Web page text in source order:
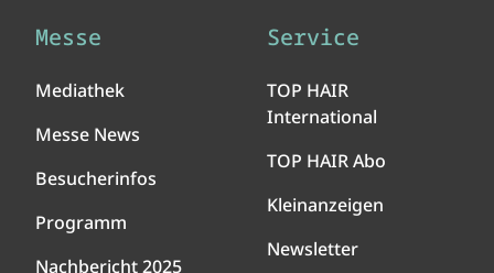
Messe
Mediathek
Messe News
Besucherinfos
Programm
Nachbericht 2025
Service
TOP HAIR
International
TOP HAIR Abo
Kleinanzeigen
Newsletter